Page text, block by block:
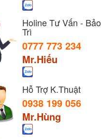
Holine Tư Vấn - Bảo
Trì
0777 773 234
Mr.Hiếu
Hỗ Trợ K.Thuật
0938 199 056
Mr.Hùng